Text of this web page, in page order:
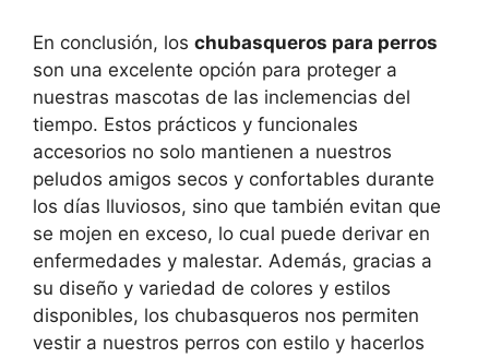
En conclusión, los chubasqueros para perros
son una excelente opción para proteger a
nuestras mascotas de las inclemencias del
tiempo. Estos prácticos y funcionales
accesorios no solo mantienen a nuestros
peludos amigos secos y confortables durante
los días lluviosos, sino que también evitan que
se mojen en exceso, lo cual puede derivar en
enfermedades y malestar. Además, gracias a
su diseño y variedad de colores y estilos
disponibles, los chubasqueros nos permiten
vestir a nuestros perros con estilo y hacerlos